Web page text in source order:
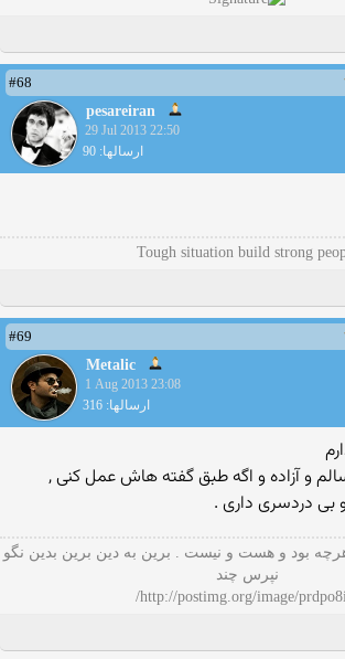
#68
pesareiran
29 Jul 2013 22:50
ارسالها: 90
Tough situation build strong
#69
Metalic
1 Aug 2013 23:08
ارسالها: 316
و آزاده و اگه طبق گفته هاش عمل کنی ,
بی دردسری داری .
بود و هست و نیست . برین به دین برین بدین نگو
نپرس چند
http://postimg.org/image/